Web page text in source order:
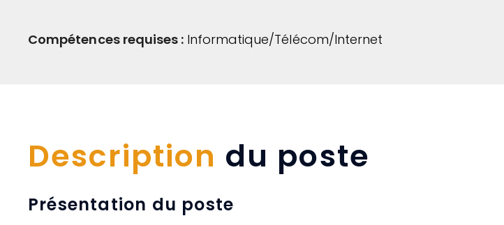
Compétences requises : Informatique/Télécom/Internet
Description du poste
Présentation du poste